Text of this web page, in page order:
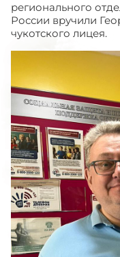
регионального
России вручили
чукотского лицея.